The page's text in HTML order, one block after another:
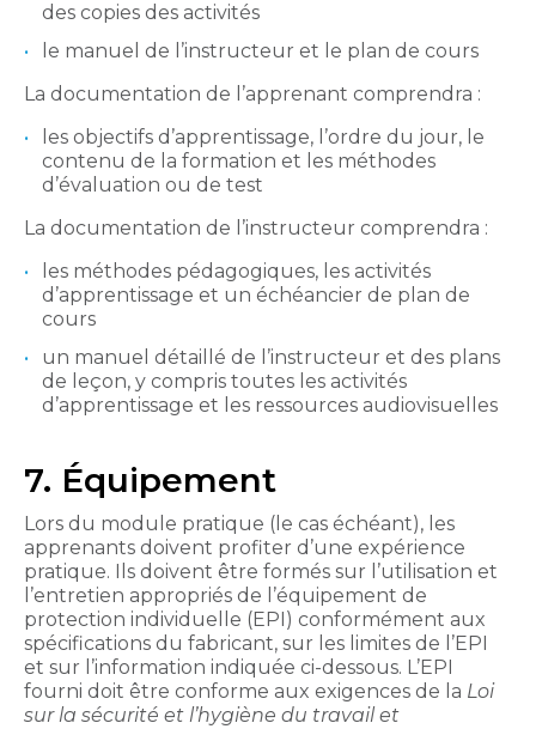
des copies des activités
le manuel de l’instructeur et le plan de cours
La documentation de l’apprenant comprendra :
les objectifs d’apprentissage, l’ordre du jour, le
contenu de la formation et les méthodes
d’évaluation ou de test
La documentation de l’instructeur comprendra :
les méthodes pédagogiques, les activités
d’apprentissage et un échéancier de plan de
cours
un manuel détaillé de l’instructeur et des plans
de leçon, y compris toutes les activités
d’apprentissage et les ressources audiovisuelles
7. Équipement
Lors du module pratique (le cas échéant), les
apprenants doivent profiter d’une expérience
pratique. Ils doivent être formés sur l’utilisation et
l’entretien appropriés de l’équipement de
protection individuelle (EPI) conformément aux
spécifications du fabricant, sur les limites de l’EPI
et sur l’information indiquée ci-dessous. L’EPI
fourni doit être conforme aux exigences de la Loi
sur la sécurité et l’hygiène du travail et